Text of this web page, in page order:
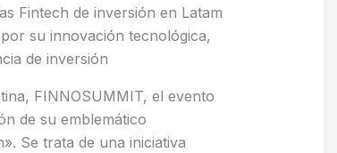
Fintech de inversión en Latam
su innovación tecnológica,
de inversión
FINNOSUMMIT, el evento
de su emblemático
Se trata de una iniciativa